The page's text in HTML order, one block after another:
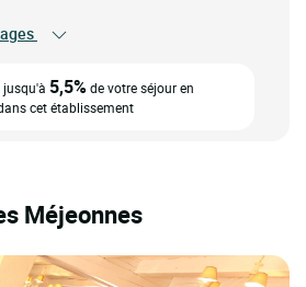
5,5%de votre séjour en
cet établissement
Méjeonnes